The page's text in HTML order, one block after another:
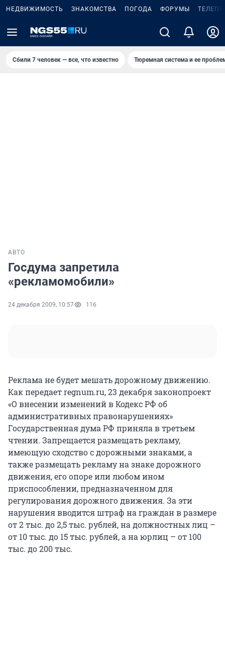
НЕДВИЖИМОСТЬ ЗНАКОМСТВА ПОГОДА ФОРУМЫ
Сбили 7 человек — все, что известно Тюремная система и ее
АВТО
Госдума запретила
«рекламомобили»
24 декабря 2009, 10:57 116
Реклама не будет мешать дорожному движению.
Как передает regnum.ru, 23 декабря законопроект
«О внесении изменений в Кодекс РФ об
административных правонарушениях»
Государственная дума РФ приняла в третьем
чтении. Запрещается размещать рекламу,
имеющую сходство с дорожными знаками, а
также размещать рекламу на знаке дорожного
движения, его опоре или любом ином
приспособлении, предназначенном для
регулирования дорожного движения. За эти
нарушения вводится штраф на граждан в размере
от 2 тыс. до 2,5 тыс. рублей, на должностных лиц –
от 10 тыс. до 15 тыс. рублей, а на юрлиц – от 100
тыс. до 200 тыс.